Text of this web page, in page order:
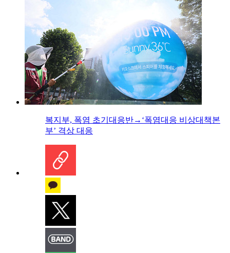
복지부, 폭염 초기대응반→‘폭염대응 비상대책본
부’ 격상 대응